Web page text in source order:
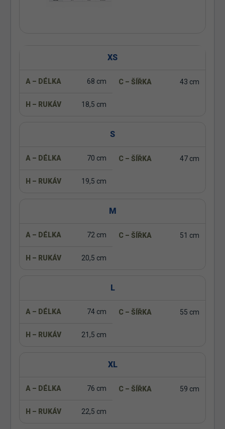
XS
68 cm 43 cm
18,5 cm
S
70 cm 47 cm
19,5 cm
M
72 cm 51 cm
20,5 cm
L
74 cm 55 cm
21,5 cm
XL
76 cm 59 cm
22,5 cm